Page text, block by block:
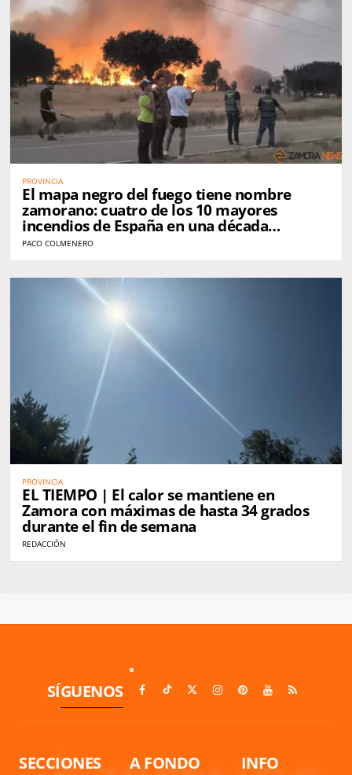
PROVINCIA
El mapa negro del fuego tiene nombre
zamorano: cuatro de los 10 mayores
incendios de España en una década
golpearon Zamora
PACO COLMENERO
PROVINCIA
EL TIEMPO | El calor se mantiene en
Zamora con máximas de hasta 34 grados
durante el fin de semana
REDACCIÓN
SÍGUENOS
SECCIONES A FONDO INFO